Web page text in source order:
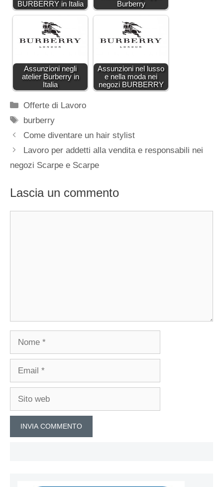
BURBERRY in Italia
Burberry
Assunzioni negli
atelier Burberry in
Italia
Assunzioni nel lusso
e nella moda nei
negozi BURBERRY
Categorie
Offerte di Lavoro
Tag
burberry
Come diventare un hair stylist
Lavoro per addetti alla vendita e responsabili nei
negozi Scarpe e Scarpe
Lascia un commento